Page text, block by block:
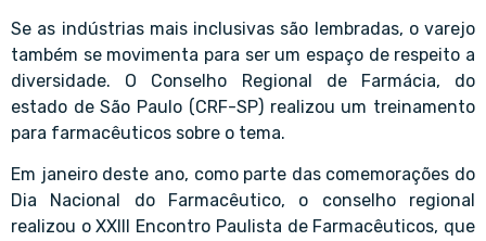
Se as indústrias mais inclusivas são lembradas, o varejo
também se movimenta para ser um espaço de respeito a
diversidade. O Conselho Regional de Farmácia, do
estado de São Paulo (CRF-SP) realizou um treinamento
para farmacêuticos sobre o tema.
Em janeiro deste ano, como parte das comemorações do
Dia Nacional do Farmacêutico, o conselho regional
realizou o XXIII Encontro Paulista de Farmacêuticos, que